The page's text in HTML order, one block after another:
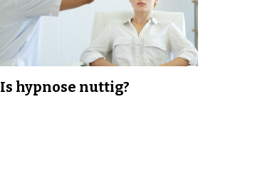
Is hypnose nuttig?